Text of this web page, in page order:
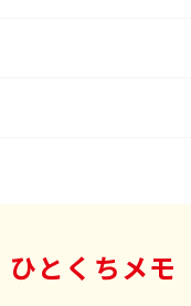
ひとくちメモ